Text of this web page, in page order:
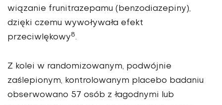
wiązanie frunitrazepamu (benzodiazepiny),
dzięki czemu wywoływała efekt
przeciwlękowy8.
Z kolei w randomizowanym, podwójnie
zaślepionym, kontrolowanym placebo badaniu
obserwowano 57 osób z łagodnymi lub